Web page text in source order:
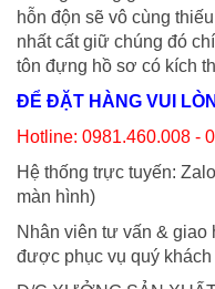
hỗn độn sẽ vô cùng
nhất cất giữ chúng đó
tôn đựng hồ sơ có kích
ĐỂ ĐẶT HÀNG VUI
Hotline: 0981.460.008 -
Hệ thống trực tuyến:
màn hình)
Nhân viên tư vấn & giao
được phục vụ quý khách